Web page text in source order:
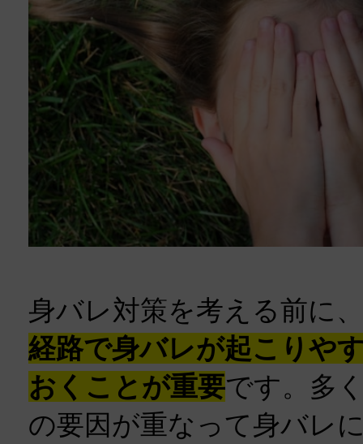
身バレ対策を考える前に
経路で身バレが起こりや
おくことが重要です。多
の要因が重なって身バレ